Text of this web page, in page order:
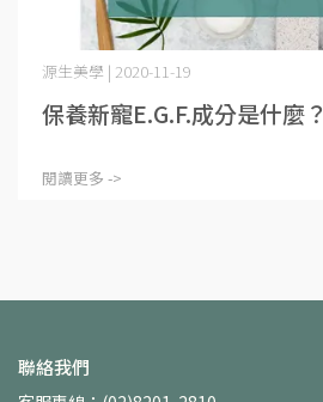
保養新寵E.G.F.成分是什麼？
源生美學 | 2020-11-19
閱讀更多 ->
聯絡我們